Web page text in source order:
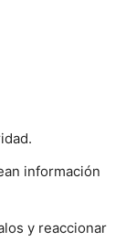
información
y reaccionar